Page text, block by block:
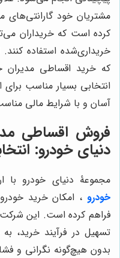
مشتریان خود
کرده است که خریداران
خریداری‌شده استفاده
که خرید اقساطی مدیران
انتخابی بسیار مناسب
آسان و با شرایط مالی
فروش اقساطی
دنیای خودرو:
مجموعۀ دنیای خودرو با
خودرو ، امکان خرید
فراهم کرده است. این
تسهیل در فرآیند خرید،
بدون هیچ‌گونه نگرانی و